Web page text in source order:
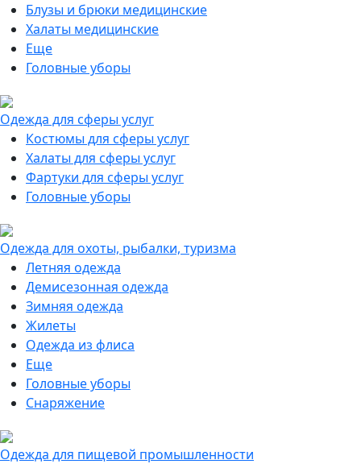
Блузы и брюки медицинские
Халаты медицинские
Еще
Головные уборы
Одежда для сферы услуг
Костюмы для сферы услуг
Халаты для сферы услуг
Фартуки для сферы услуг
Головные уборы
Одежда для охоты, рыбалки, туризма
Летняя одежда
Демисезонная одежда
Зимняя одежда
Жилеты
Одежда из флиса
Еще
Головные уборы
Снаряжение
Одежда для пищевой промышленности